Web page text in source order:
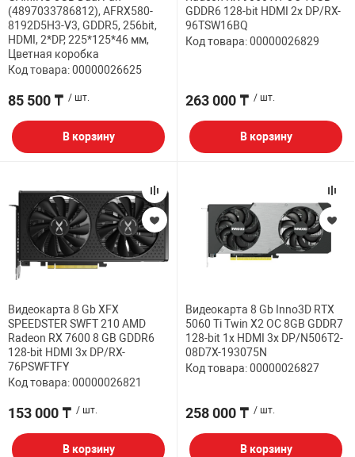
(4897033786812), AFRX580-
8192D5H3-V3, GDDR5, 256bit,
HDMI, 2*DP, 225*125*46 мм,
Цветная коробка
Код товара: 00000026625
85 500 ₸ / шт.
В корзину
GDDR6 128-bit HDMI 2x DP/RX-
96TSW16BQ
Код товара: 00000026829
263 000 ₸ / шт.
В корзину
Видеокарта 8 Gb XFX
SPEEDSTER SWFT 210 AMD
Radeon RX 7600 8 GB GDDR6
128-bit HDMI 3x DP/RX-
76PSWFTFY
Код товара: 00000026821
153 000 ₸ / шт.
В корзину
Видеокарта 8 Gb Inno3D RTX
5060 Ti Twin X2 OC 8GB GDDR7
128-bit 1x HDMI 3x DP/N506T2-
08D7X-193075N
Код товара: 00000026827
258 000 ₸ / шт.
В корзину